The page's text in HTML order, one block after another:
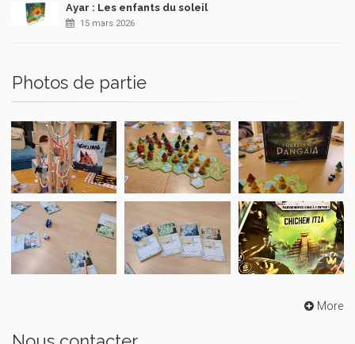
Ayar : Les enfants du soleil
15 mars 2026
Photos de partie
More